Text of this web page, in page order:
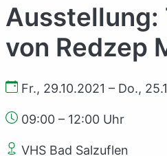
Ausstellung:
von Redzep
Fr., 29.10.2021 – Do.,
09:00 – 12:00 Uhr
VHS Bad Salzuflen